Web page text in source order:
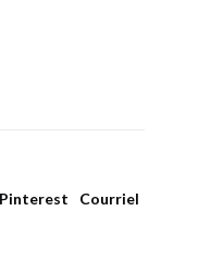
Pinterest Courriel